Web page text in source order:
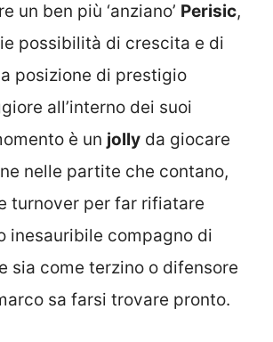
un ben più ‘anziano’ Perisic,
possibilità di crescita e di
posizione di prestigio
all’interno dei suoi
è un jolly da giocare
nelle partite che contano,
turnover per far rifiatare
inesauribile compagno di
sia come terzino o difensore
sa farsi trovare pronto.